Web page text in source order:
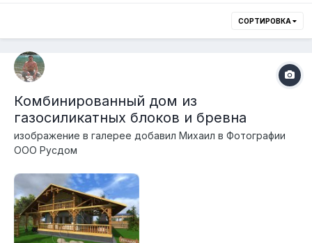
СОРТИРОВКА
Комбинированный дом из
газосиликатных блоков и бревна
изображение в галерее добавил Михаил в Фотографии
ООО Русдом